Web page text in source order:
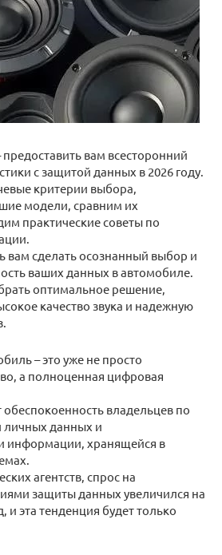
вам всесторонний
с защитой данных в 2026 году.
критерии выбора,
модели, сравним их
практические советы по
вам сделать осознанный выбор и
ваших данных в автомобиле.
оптимальное решение,
качество звука и надежную
– это уже не просто
а полноценная цифровая
обеспокоенность владельцев по
личных данных и
информации, хранящейся в
агентств, спрос на
защиты данных увеличился на
и эта тенденция будет только